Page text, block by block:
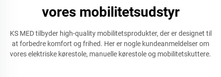
vores mobilitetsudstyr
KS MED tilbyder high-quality mobilitetsprodukter, der er designet til
at forbedre komfort og frihed. Her er nogle kundeanmeldelser om
vores elektriske kørestole, manuelle kørestole og mobilitetskuttere.